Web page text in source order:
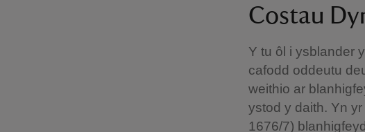
Costau
Y tu ôl i ysblander
cafodd oddeutu
weithio ar
ystod y daith. Yn
1676/7)